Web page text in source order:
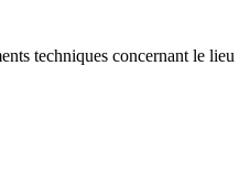
techniques concernant le lieu